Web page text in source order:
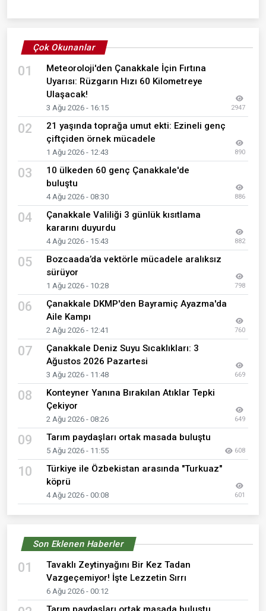
Çok Okunanlar
01
Meteoroloji'den Çanakkale İçin Fırtına
Uyarısı: Rüzgarın Hızı 60 Kilometreye
Ulaşacak!
3 Ağu 2026 - 16:15 2947
02
21 yaşında toprağa umut ekti: Ezineli genç
çiftçiden örnek mücadele
1 Ağu 2026 - 12:43 890
03
10 ülkeden 60 genç Çanakkale'de
buluştu
4 Ağu 2026 - 08:30 886
04
Çanakkale Valiliği 3 günlük kısıtlama
kararını duyurdu
4 Ağu 2026 - 15:43 882
05
Bozcaada’da vektörle mücadele aralıksız
sürüyor
1 Ağu 2026 - 10:28 798
06
Çanakkale DKMP'den Bayramiç Ayazma'da
Aile Kampı
2 Ağu 2026 - 12:41 760
07
Çanakkale Deniz Suyu Sıcaklıkları: 3
Ağustos 2026 Pazartesi
3 Ağu 2026 - 11:48 669
08
Konteyner Yanına Bırakılan Atıklar Tepki
Çekiyor
2 Ağu 2026 - 08:26 649
09 Tarım paydaşları ortak masada buluştu
5 Ağu 2026 - 11:55 608
10
Türkiye ile Özbekistan arasında "Turkuaz"
köprü
4 Ağu 2026 - 00:08 601
Son Eklenen Haberler
01
Tavaklı Zeytinyağını Bir Kez Tadan
Vazgeçemiyor! İşte Lezzetin Sırrı
6 Ağu 2026 - 00:12